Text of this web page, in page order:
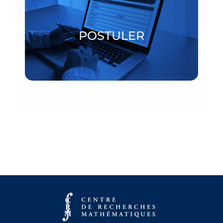
POSTULER
Bourses postdoctorales et chercheurs invités
POSTULER